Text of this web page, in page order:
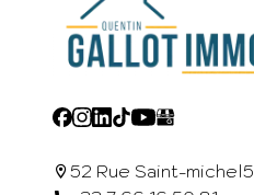
52 Rue Saint-michel